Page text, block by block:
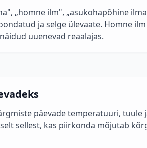
„homne ilm", „asukohapõhine
ja selge ülevaate. Homne
uuenevad reaalajas.
päevade temperatuuri, tuule
sellest, kas piirkonda mõjutab